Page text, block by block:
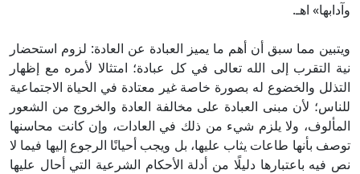
وآدابها» اهـ.
ويتبين مما سبق أن أهم ما يميز العبادة عن العادة: لزوم استحضار
نية التقرب إلى الله تعالى في كل عبادة؛ امتثالا لأمره مع إظهار
التذلل والخضوع له بصورة خاصة غير معتادة في الحياة الاجتماعية
للناس؛ لأن مبنى العبادة على مخالفة العادة والخروج من الشعور
المألوف، ولا يلزم شيء من ذلك في العادات، وإن كانت محاسنها
توصف بأنها طاعات يثاب عليها، بل ويجب أحيانًا الرجوع إليها فيما لا
نص فيه باعتبارها دليلًا من أدلة الأحكام الشرعية التي أحال عليها